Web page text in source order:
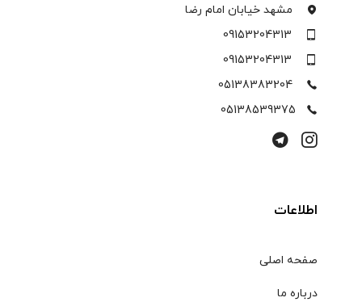
مشهد خیابان امام رضا
09153204313
09153204313
05138383204
05138539375
اطلاعات
صفحه اصلی
درباره ما